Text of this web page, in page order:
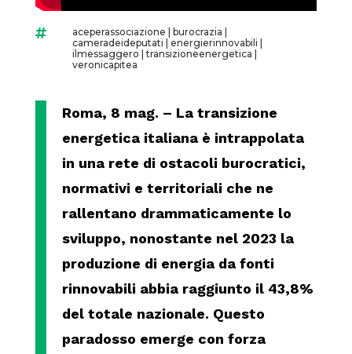
 aceperassociazione burocrazia
cameradeideputati
energierinnovabili
ilmessaggero |transizioneenergetica
veronicapitea
Roma, 8 mag. – La transizione
energetica italiana è intrappolata
in una rete di ostacoli burocratici,
normativi e territoriali che ne
rallentano drammaticamente lo
sviluppo, nonostante nel 2023 la
produzione di energia da fonti
rinnovabili abbia raggiunto il 43,8%
del totale nazionale. Questo
paradosso emerge con forza